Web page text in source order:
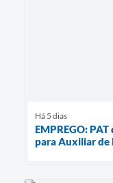
Há 5 dias
EMPREGO:
para Auxiliar de